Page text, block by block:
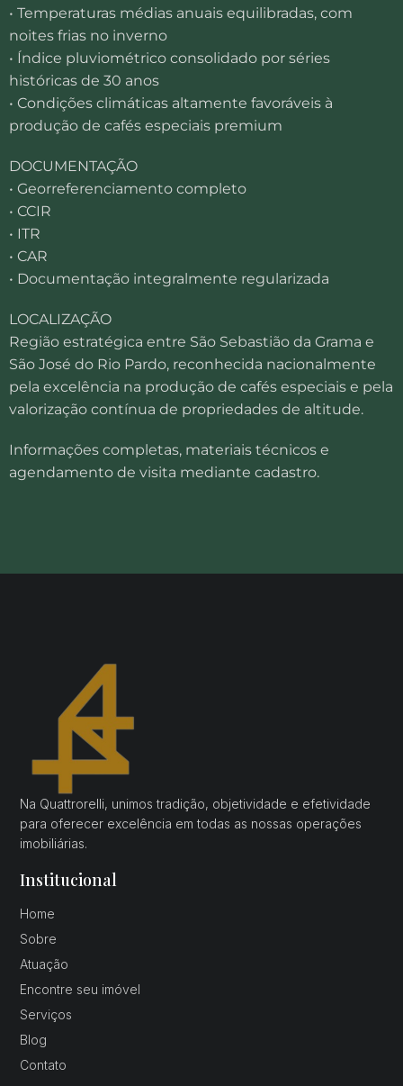
• Temperaturas médias anuais equilibradas, com
noites frias no inverno
• Índice pluviométrico consolidado por séries
históricas de 30 anos
• Condições climáticas altamente favoráveis à
produção de cafés especiais premium
DOCUMENTAÇÃO
• Georreferenciamento completo
• CCIR
• ITR
• CAR
• Documentação integralmente regularizada
LOCALIZAÇÃO
Região estratégica entre São Sebastião da Grama e
São José do Rio Pardo, reconhecida nacionalmente
pela excelência na produção de cafés especiais e pela
valorização contínua de propriedades de altitude.
Informações completas, materiais técnicos e
agendamento de visita mediante cadastro.
Na Quattrorelli, unimos tradição, objetividade e efetividade
para oferecer excelência em todas as nossas operações
imobiliárias.
Institucional
Home
Sobre
Atuação
Encontre seu imóvel
Serviços
Blog
Contato